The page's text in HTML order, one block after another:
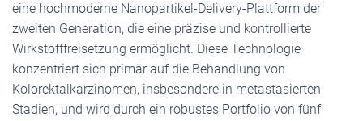
eine hochmoderne Nanopartikel-Delivery-Plattform der
zweiten Generation, die eine präzise und kontrollierte
Wirkstofffreisetzung ermöglicht. Diese Technologie
konzentriert sich primär auf die Behandlung von
Kolorektalkarzinomen, insbesondere in metastasierten
Stadien, und wird durch ein robustes Portfolio von fünf